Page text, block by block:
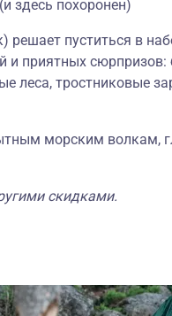
здесь похоронен)
решает пуститься в
и приятных
леса, тростниковые
морским волкам,
скидками.